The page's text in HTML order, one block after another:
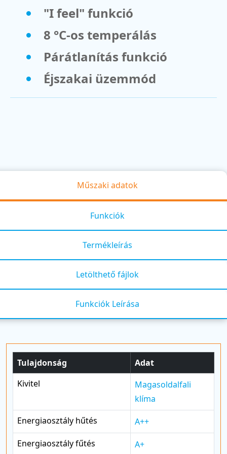
"I feel" funkció
8 °C-os temperálás
Párátlanítás funkció
Éjszakai üzemmód
Műszaki adatok
Funkciók
Termékleírás
Letölthető fájlok
Funkciók Leírása
Tulajdonság
Adat
Kivitel
Magasoldalfali
klíma
Energiaosztály hűtés
A++
Energiaosztály fűtés
A+